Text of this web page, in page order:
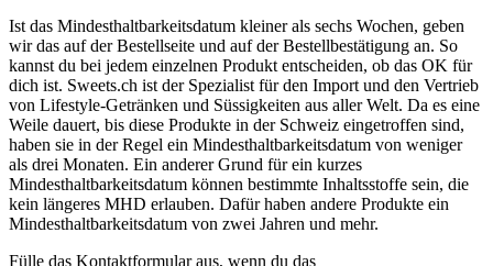
Ist das Mindesthaltbarkeitsdatum kleiner als sechs Wochen, geben
wir das auf der Bestellseite und auf der Bestellbestätigung an. So
kannst du bei jedem einzelnen Produkt entscheiden, ob das OK für
dich ist. Sweets.ch ist der Spezialist für den Import und den Vertrieb
von Lifestyle-Getränken und Süssigkeiten aus aller Welt. Da es eine
Weile dauert, bis diese Produkte in der Schweiz eingetroffen sind,
haben sie in der Regel ein Mindesthaltbarkeitsdatum von weniger
als drei Monaten. Ein anderer Grund für ein kurzes
Mindesthaltbarkeitsdatum können bestimmte Inhaltsstoffe sein, die
kein längeres MHD erlauben. Dafür haben andere Produkte ein
Mindesthaltbarkeitsdatum von zwei Jahren und mehr.
Fülle das Kontaktformular aus, wenn du das